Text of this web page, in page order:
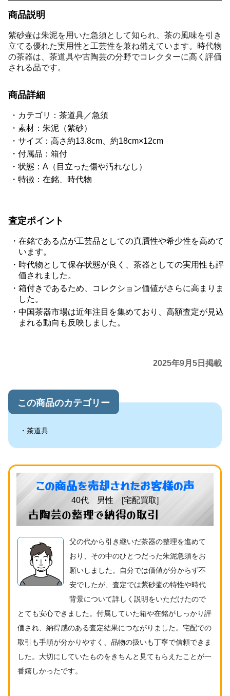
商品説明
紫砂壷は朱泥を用いた急須として知られ、茶の風味を引き
立てる優れた実用性と工芸性を兼ね備えています。時代物
の茶器は、茶道具や古陶芸の分野でコレクターに高く評価
される品です。
商品詳細
カテゴリ：茶道具／急須
素材：朱泥（紫砂）
サイズ：高さ約13.8cm、約18cm×12cm
付属品：箱付
状態：A（目立った傷や汚れなし）
特徴：在銘、時代物
査定ポイント
在銘である点が工芸品としての真贋性や希少性を高めて
います。
時代物として保存状態が良く、茶器としての実用性も評
価されました。
箱付きであるため、コレクション価値がさらに高まりま
した。
中国茶器市場は近年注目を集めており、高額査定が見込
まれる動向も反映しました。
2025年9月5日掲載
この商品のカテゴリー
茶道具
この商品を売却されたお客様の声
40代 男性 [宅配買取]
古陶芸の整理で納得の取引
父の代から引き継いだ茶器の整理を進めて
おり、その中のひとつだった朱泥急須をお
願いしました。自分では価値が分からず不
安でしたが、査定では紫砂壷の特性や時代
背景について詳しく説明をいただけたので
とても安心できました。付属していた箱や在銘がしっかり評
価され、納得感のある査定結果につながりました。宅配での
取引も手順が分かりやすく、品物の扱いも丁寧で信頼できま
した。大切にしていたものをきちんと見てもらえたことが一
番嬉しかったです。